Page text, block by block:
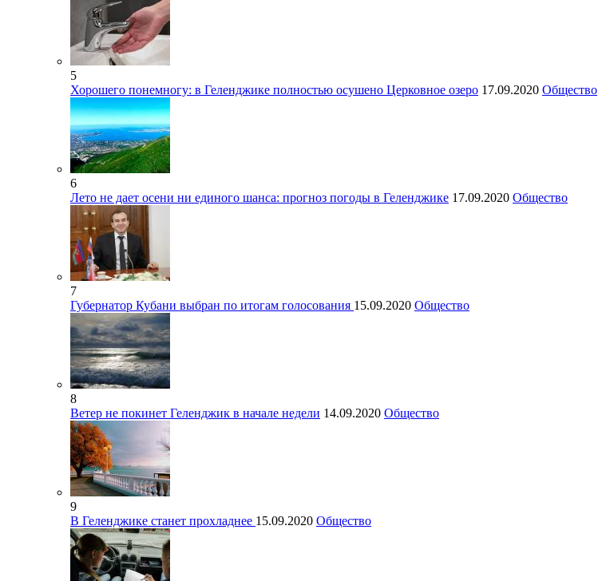
5
Хорошего понемногу: в Геленджике полностью осушено Церковное озеро 17.09.2020 Общество
6
Лето не дает осени ни единого шанса: прогноз погоды в Геленджике 17.09.2020 Общество
7
Губернатор Кубани выбран по итогам голосования 15.09.2020 Общество
8
Ветер не покинет Геленджик в начале недели 14.09.2020 Общество
9
В Геленджике станет прохладнее 15.09.2020 Общество